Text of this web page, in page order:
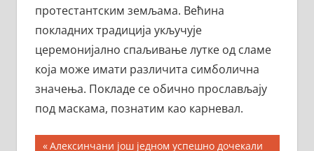
протестантским земљама. Већина
покладних традиција укључује
церемонијално спаљивање лутке од сламе
која може имати различита симболична
значења. Покладе се обично прослављају
под маскама, познатим као карневал.
Previous
Алексинчани још једном успешно дочекали